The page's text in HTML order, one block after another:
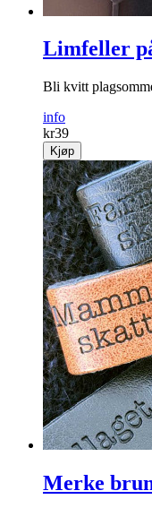
Limfeller
Bli kvitt
info
kr39
Kjøp
Merke